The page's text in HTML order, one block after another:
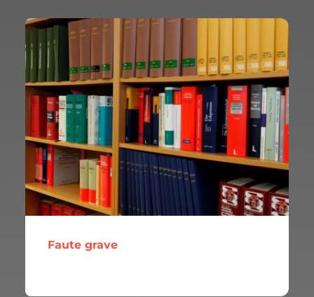
Faute grave